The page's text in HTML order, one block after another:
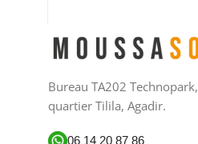
Bureau TA202 Technopark,
quartier Tilila, Agadir.
06 14 20 87 86